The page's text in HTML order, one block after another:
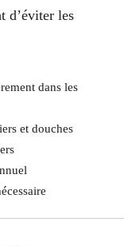
d’éviter les
dans les
et douches